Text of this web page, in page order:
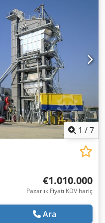
1 /7
€1.010.000
Pazarlık Fiyatı KDV hariç
Ara